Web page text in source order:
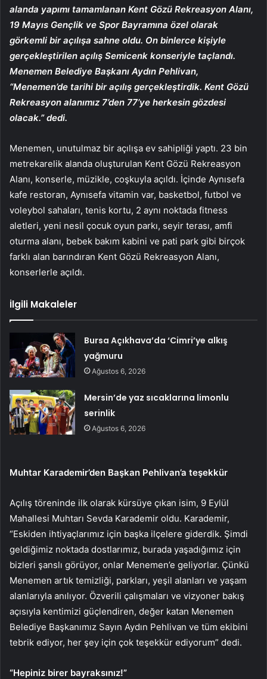
alanda yapımı tamamlanan Kent Gözü Rekreasyon Alanı,
19 Mayıs Gençlik ve Spor Bayramına özel olarak
görkemli bir açılışa sahne oldu. On binlerce kişiyle
gerçekleştirilen açılış Semicenk konseriyle taçlandı.
Menemen Belediye Başkanı Aydın Pehlivan,
“Menemen’de tarihi bir açılış gerçekleştirdik. Kent Gözü
Rekreasyon alanımız 7’den 77’ye herkesin gözdesi
olacak.” dedi.
Menemen, unutulmaz bir açılışa ev sahipliği yaptı. 23 bin
metrekarelik alanda oluşturulan Kent Gözü Rekreasyon
Alanı, konserle, müzikle, coşkuyla açıldı. İçinde Aynısefa
kafe restoran, Aynısefa vitamin var, basketbol, futbol ve
voleybol sahaları, tenis kortu, 2 aynı noktada fitness
aletleri, yeni nesil çocuk oyun parkı, seyir terası, amfi
oturma alanı, bebek bakım kabini ve pati park gibi birçok
farklı alan barındıran Kent Gözü Rekreasyon Alanı,
konserlerle açıldı.
İlgili Makaleler
Bursa Açıkhava’da ‘Cimri’ye alkış
yağmuru
Ağustos 6, 2026
Mersin’de yaz sıcaklarına limonlu
serinlik
Ağustos 6, 2026
Muhtar Karademir’den Başkan Pehlivan’a teşekkür
Açılış töreninde ilk olarak kürsüye çıkan isim, 9 Eylül
Mahallesi Muhtarı Sevda Karademir oldu. Karademir,
“Eskiden ihtiyaçlarımız için başka ilçelere giderdik. Şimdi
geldiğimiz noktada dostlarımız, burada yaşadığımız için
bizleri şanslı görüyor, onlar Menemen’e geliyorlar. Çünkü
Menemen artık temizliği, parkları, yeşil alanları ve yaşam
alanlarıyla anılıyor. Özverili çalışmaları ve vizyoner bakış
açısıyla kentimizi güçlendiren, değer katan Menemen
Belediye Başkanımız Sayın Aydın Pehlivan ve tüm ekibini
tebrik ediyor, her şey için çok teşekkür ediyorum” dedi.
“Hepiniz birer bayraksınız!”